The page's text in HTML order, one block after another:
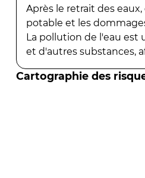
Après le retrait des
potable et les
La pollution de l'eau est
et d'autres substances,
Cartographie des